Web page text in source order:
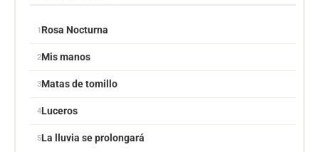
Rosa Nocturna
Mis manos
Matas de tomillo
Luceros
La lluvia se prolongará